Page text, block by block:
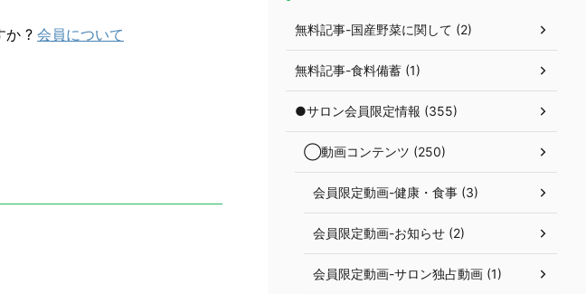
か ? 会員について 無料記事-国産野菜に関して (2)
無料記事-食料備蓄 (1)
●サロン会員限定情報 (355)
◯動画コンテンツ (250)
会員限定動画-健康・食事 (3)
会員限定動画-お知らせ (2)
会員限定動画-サロン独占動画 (1)